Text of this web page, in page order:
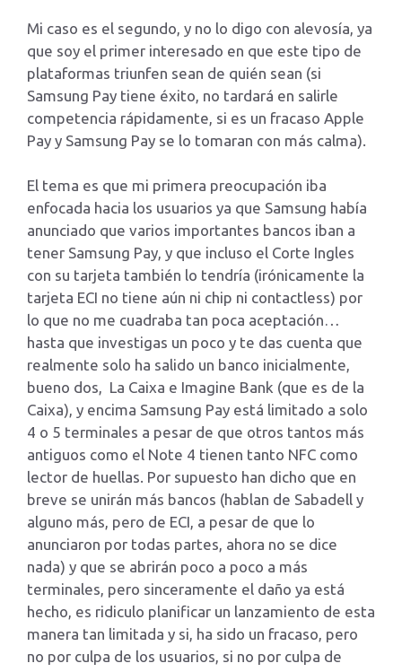
Mi caso es el segundo, y no lo digo con alevosía, ya
que soy el primer interesado en que este tipo de
plataformas triunfen sean de quién sean (si
Samsung Pay tiene éxito, no tardará en salirle
competencia rápidamente, si es un fracaso Apple
Pay y Samsung Pay se lo tomaran con más calma).
El tema es que mi primera preocupación iba
enfocada hacia los usuarios ya que Samsung había
anunciado que varios importantes bancos iban a
tener Samsung Pay, y que incluso el Corte Ingles
con su tarjeta también lo tendría (irónicamente la
tarjeta ECI no tiene aún ni chip ni contactless) por
lo que no me cuadraba tan poca aceptación…
hasta que investigas un poco y te das cuenta que
realmente solo ha salido un banco inicialmente,
bueno dos, La Caixa e Imagine Bank (que es de la
Caixa), y encima Samsung Pay está limitado a solo
4 o 5 terminales a pesar de que otros tantos más
antiguos como el Note 4 tienen tanto NFC como
lector de huellas. Por supuesto han dicho que en
breve se unirán más bancos (hablan de Sabadell y
alguno más, pero de ECI, a pesar de que lo
anunciaron por todas partes, ahora no se dice
nada) y que se abrirán poco a poco a más
terminales, pero sinceramente el daño ya está
hecho, es ridiculo planificar un lanzamiento de esta
manera tan limitada y si, ha sido un fracaso, pero
no por culpa de los usuarios, si no por culpa de